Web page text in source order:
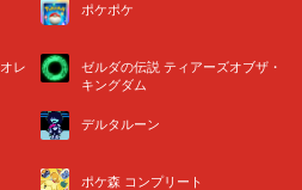
ポケポケ
レ
ゼルダの伝説 ティアーズオブザ・
キングダム
デルタルーン
ポケ森 コンプリート